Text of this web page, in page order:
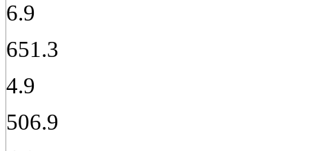
6.9
651.3
4.9
506.9